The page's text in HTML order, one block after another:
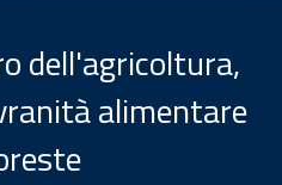
dell'agricoltura,
alimentare